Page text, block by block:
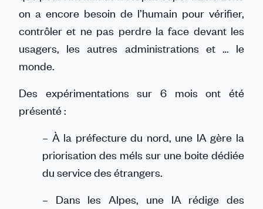
on a encore besoin de l’humain pour vérifier,
contrôler et ne pas perdre la face devant les
usagers, les autres administrations et … le
monde.
Des expérimentations sur 6 mois ont été
présenté :
– À la préfecture du nord, une IA gère la
priorisation des méls sur une boite dédiée
du service des étrangers.
– Dans les Alpes, une IA rédige des